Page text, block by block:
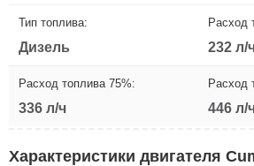
Тип топлива:
Дизель
Расход
232 л/
Расход топлива 75%:
336 л/ч
Расход
446 л/
Характеристики двигателя